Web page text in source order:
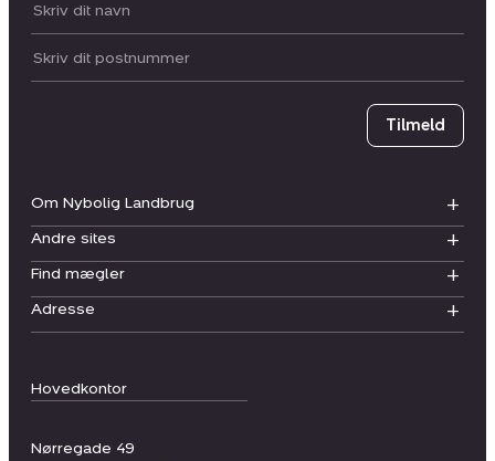
Hovedkontor
Nørregade 49
Om Nybolig Landbrug
Andre sites
Find mægler
Adresse
Dit navn:
Postnummer
Tilmeld